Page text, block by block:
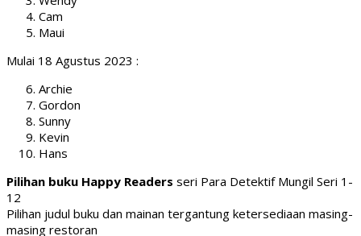
Cam
Maui
Mulai 18 Agustus 2023 :
Archie
Gordon
Sunny
Kevin
Hans
Pilihan buku Happy Readers seri Para Detektif Mungil Seri 1-
12
Pilihan judul buku dan mainan tergantung ketersediaan masing-
masing restoran